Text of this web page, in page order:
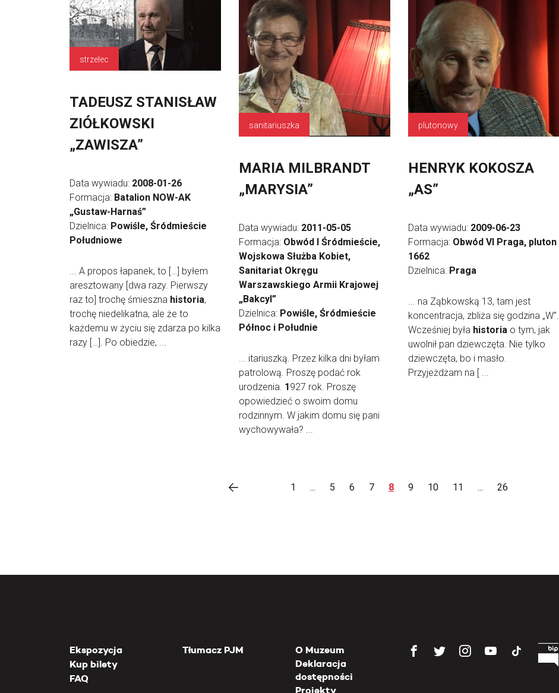
strzelec
TADEUSZ STANISŁAW
ZIÓŁKOWSKI
„ZAWISZA”
Data wywiadu: 2008-01-26
Formacja: Batalion NOW-AK
„Gustaw-Harnaś”
Dzielnica: Powiśle, Śródmieście
Południowe
... A propos łapanek, to […] byłem
aresztowany [dwa razy. Pierwszy
raz to] trochę śmieszna historia,
trochę niedelikatna, ale że to
każdemu w życiu się zdarza po kilka
razy […]. Po obiedzie, ...
sanitariuszka
MARIA MILBRANDT
„MARYSIA”
Data wywiadu: 2011-05-05
Formacja: Obwód I Śródmieście,
Wojskowa Służba Kobiet,
Sanitariat Okręgu
Warszawskiego Armii Krajowej
„Bakcyl”
Dzielnica: Powiśle, Śródmieście
Północ i Południe
... itariuszką. Przez kilka dni byłam
patrolową. Proszę podać rok
urodzenia. 1927 rok. Proszę
opowiedzieć o swoim domu
rodzinnym. W jakim domu się pani
wychowywała? ...
plutonowy
HENRYK KOKOSZA
„AS”
Data wywiadu: 2009-06-23
Formacja: Obwód VI Praga, pluton
1662
Dzielnica: Praga
... na Ząbkowską 13, tam jest
koncentracja, zbliża się godzina „W”.
Wcześniej była historia o tym, jak
uwolnił pan dziewczęta. Nie tylko
dziewczęta, bo i masło.
Przyjeżdżam na [ ...
1 ... 5 6 7 8 9 10 11 ... 26
Ekspozycja
Kup bilety
FAQ
Tłumacz PJM
O Muzeum
Deklaracja
dostępności
Projekty